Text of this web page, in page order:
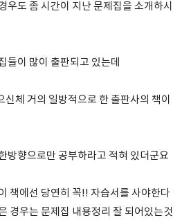
우도 좀 시간이 지난 문제집을 소개하시
들이 많이 출판되고 있는데
체 거의 일방적으로 한 출판사의 책이
방향으로만 공부하라고 적혀 있더군요
책에선 당연히 꼭!! 자습서를 사야한다
경우는 문제집 내용정리 잘 되어있는것